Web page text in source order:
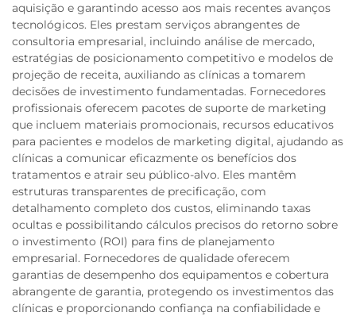
aquisição e garantindo acesso aos mais recentes avanços
tecnológicos. Eles prestam serviços abrangentes de
consultoria empresarial, incluindo análise de mercado,
estratégias de posicionamento competitivo e modelos de
projeção de receita, auxiliando as clínicas a tomarem
decisões de investimento fundamentadas. Fornecedores
profissionais oferecem pacotes de suporte de marketing
que incluem materiais promocionais, recursos educativos
para pacientes e modelos de marketing digital, ajudando as
clínicas a comunicar eficazmente os benefícios dos
tratamentos e atrair seu público-alvo. Eles mantêm
estruturas transparentes de precificação, com
detalhamento completo dos custos, eliminando taxas
ocultas e possibilitando cálculos precisos do retorno sobre
o investimento (ROI) para fins de planejamento
empresarial. Fornecedores de qualidade oferecem
garantias de desempenho dos equipamentos e cobertura
abrangente de garantia, protegendo os investimentos das
clínicas e proporcionando confiança na confiabilidade e